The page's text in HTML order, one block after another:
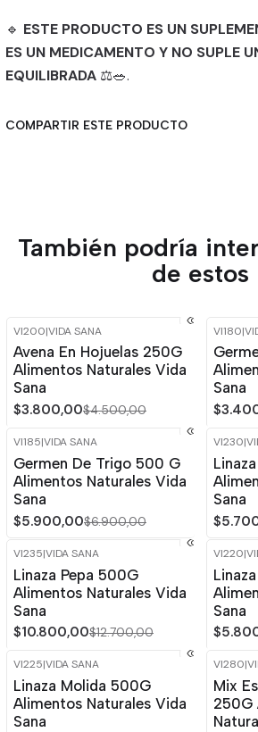
🔹 ESTE PRODUCTO ES UN
ES UN MEDICAMENTO Y NO SUPLE
EQUILIBRADA ⚖️🥗.
COMPARTIR ESTE PRODUCTO
También podría
de estos
-16% OFF
VI200|VIDA SANA
Avena En Hojuelas 250G
Alimentos Naturales Vida
Sana
$3.800,00$4.500,00
-15%
VI180|
Sana
-14%
Agotado
VI185|VIDA SANA
Germen De Trigo 500 G
Alimentos Naturales Vida
Sana
$5.900,00$6.900,00
-15%
VI230|
Sana
-15% OFF
VI235|VIDA SANA
Linaza Pepa 500G
Alimentos Naturales Vida
Sana
$10.800,00$12.700,00
-15%
VI220|
Sana
-15%
VI225|VIDA SANA
Linaza Molida 500G
Alimentos Naturales Vida
Sana
-15%
VI280|
Mix
250G